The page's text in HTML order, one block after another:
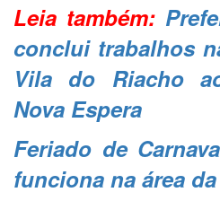
Leia também:
conclui trabalhos
Vila do Riacho
Nova Espera
Feriado de
funciona na área